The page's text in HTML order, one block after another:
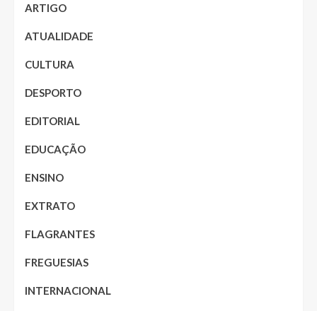
ARTIGO
ATUALIDADE
CULTURA
DESPORTO
EDITORIAL
EDUCAÇÃO
ENSINO
EXTRATO
FLAGRANTES
FREGUESIAS
INTERNACIONAL